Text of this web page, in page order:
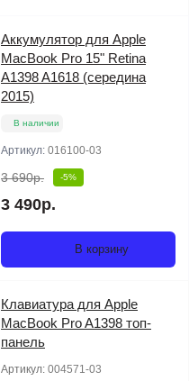
Аккумулятор для Apple
MacBook Pro 15" Retina
A1398 A1618 (середина
2015)
В наличии
Артикул: 016100-03
3 690р. -5%
3 490р.
В корзину
Клавиатура для Apple
MacBook Pro A1398 топ-
панель
Артикул: 004571-03